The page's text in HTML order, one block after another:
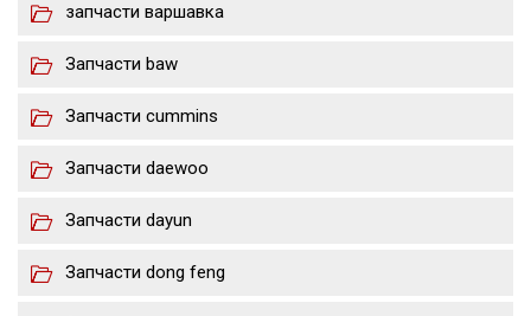
запчасти варшавка
Запчасти baw
Запчасти cummins
Запчасти daewoo
Запчасти dayun
Запчасти dong feng